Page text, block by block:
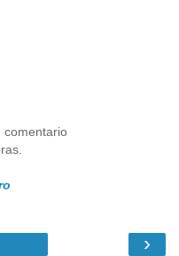
comentario
›